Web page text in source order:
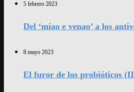
5 febrero 2023
Del ‘miao e venao’ a los
8 mayo 2023
El furor de los probióticos